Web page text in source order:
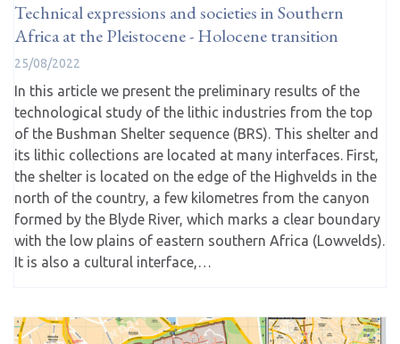
Technical expressions and societies in Southern
Africa at the Pleistocene - Holocene transition
25/08/2022
In this article we present the preliminary results of the
technological study of the lithic industries from the top
of the Bushman Shelter sequence (BRS). This shelter and
its lithic collections are located at many interfaces. First,
the shelter is located on the edge of the Highvelds in the
north of the country, a few kilometres from the canyon
formed by the Blyde River, which marks a clear boundary
with the low plains of eastern southern Africa (Lowvelds).
It is also a cultural interface,…